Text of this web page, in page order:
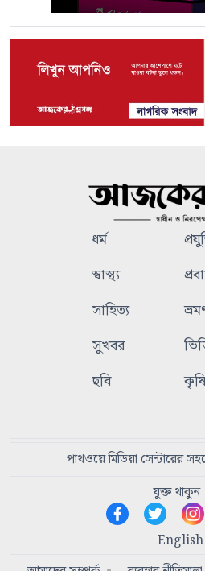
ধর্ম
স্বাস্থ্য
সাহিত্য
সুখবর
ছবি
পাথওয়ে মিডিয়া সেন্টারের
যুক্ত থাকুন
English